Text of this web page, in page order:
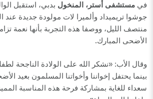
في مستشفى أستر، المنخول بدبي، استقبل
منتصف الليل، ووصفا هذه التجربة بأنها نعمة
الأضحى المبارك.
وقال الأب: «نشكر الله على الولادة الناجحة
بينما يحتفل إخواننا وأخواتنا المسلمون بعيد
سعداء للغاية بمشاركة فرحة هذه المناسبة